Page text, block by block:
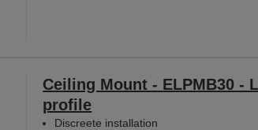
Ceiling Mount - ELPMB30 -
profile
Discreete installation